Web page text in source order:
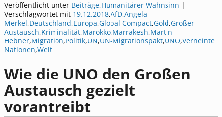
Veröffentlicht unter Beiträge,Humanitärer Wahnsinn |
Verschlagwortet mit 19.12.2018,AfD,Angela
Merkel,Deutschland,Europa,Global Compact,Gold,Großer
Austausch,Kriminalität,Marokko,Marrakesh,Martin
Hebner,Migration,Politik,UN,UN-Migrationspakt,UNO,Verneinte
Nationen,Welt
Wie die UNO den Großen
Austausch gezielt
vorantreibt